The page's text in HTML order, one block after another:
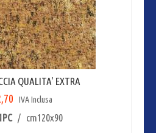
QUALITA' EXTRA
IVA Inclusa
/ cm120x90